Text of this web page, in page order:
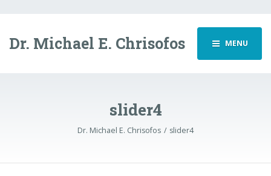
Dr. Michael E. Chrisofos MENU
slider4
Dr. Michael E. Chrisofos slider4